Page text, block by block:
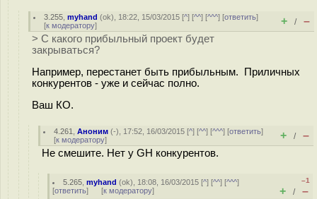
3.255 ,myhand (ok), 18:22, 15/03/2015 [^] [^^] [^^^] [ответить]
[к модератору] + / –
> С какого прибыльный проект будет
закрываться?
Например, перестанет быть прибыльным. Приличных
конкурентов - уже и сейчас полно.
Ваш КО.
4.261 ,Аноним (-), 17:52, 16/03/2015 [^] [^^] [^^^] [ответить]
[к модератору] + / –
Не смешите. Нет у GH конкурентов.
5.265 ,myhand (ok), 18:08, 16/03/2015 [^] [^^] [^^^]
[ответить] [к модератору]
–1
+ / –